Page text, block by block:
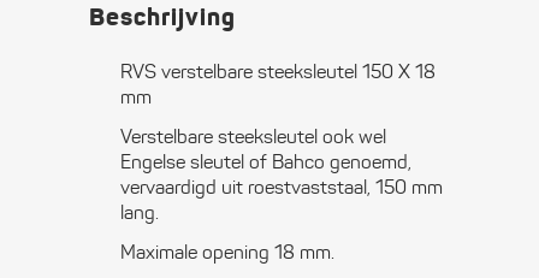
Beschrijving
RVS verstelbare steeksleutel 150 X 18
mm
Verstelbare steeksleutel ook wel
Engelse sleutel of Bahco genoemd,
vervaardigd uit roestvaststaal, 150 mm
lang.
Maximale opening 18 mm.